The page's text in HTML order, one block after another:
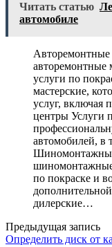
Читать статью
автомобиле
Авторемонтные
авторемонтные
услуги по
мастерские,
услуг, включая
центры Услуги
автомобилей, в
шиномонтажные
по покраске и
дилерские…
Предыдущая запись
Определить диск от